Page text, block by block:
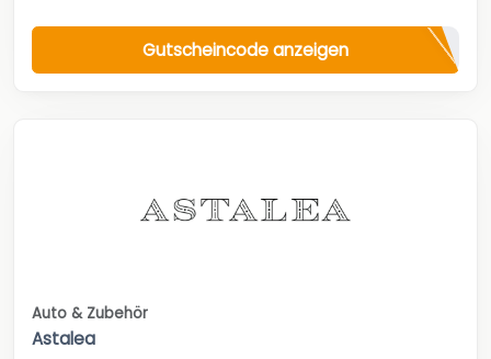
Gutscheincode anzeigen
Auto & Zubehör
Astalea